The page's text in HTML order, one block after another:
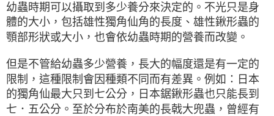
幼蟲時期可以攝取到多少養分來決定的。不光只是身
體的大小，包括雄性獨角仙角的長度、雄性鍬形蟲的
顎部形狀或大小，也會依幼蟲時期的營養而改變。
但是不管給幼蟲多少營養，長大的幅度還是有一定的
限制，這種限制會因種類不同而有差異。例如：日本
的獨角仙最大只到七公分，日本鋸鍬形蟲也只能長到
七．五公分。至於分布於南美的長戟大兜蟲，曾經有